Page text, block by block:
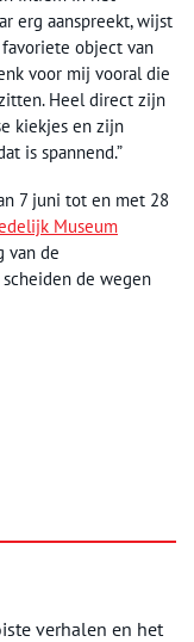
erg aanspreekt, wijst
object van
voor mij vooral die
Heel direct zijn
kiekjes en zijn
is spannend.”
7 juni tot en met 28
Museum
van de
de wegen
verhalen en het